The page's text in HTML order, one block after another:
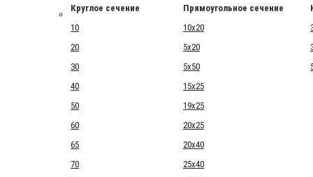
Круглое сечение
Прямоугольное сечение
10
10x20
20
5x20
30
5x50
40
15x25
50
19x25
60
20x25
65
20x40
70
25x40